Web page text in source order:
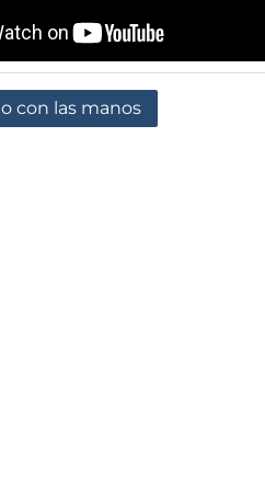
con las manos